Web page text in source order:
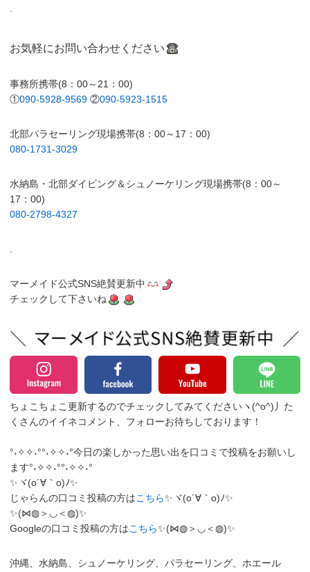
お気軽にお問い合わせください
事務所携帯(8：00～21：00)
①090-5928-9569 ②090-5923-1515
北部パラセーリング現場携帯(8：00～17：00)
080-1731-3029
水納島・北部ダイビング＆シュノーケリング現場携帯(8：00～
17：00)
080-2798-4327
マーメイド公式SNS絶賛更新中
チェックして下さいね
ちょこちょこ更新するのでチェックしてみてくださいヽ(^o^)丿 た
くさんのイイネコメント、フォローお待ちしております！
°˖✧✧˖°°˖✧✧˖°今日の楽しかった思い出を口コミで投稿をお願いし
ます°˖✧✧˖°°˖✧✧˖°
✨ヾ(o´∀｀o)ﾉ✨
じゃらんの口コミ投稿の方はこちら✨ヾ(o´∀｀o)ﾉ✨
✨(⋈◍＞◡＜◍)✨
Googleの口コミ投稿の方はこちら✨(⋈◍＞◡＜◍)✨
沖縄、水納島、シュノーケリング、パラセーリング、ホエール